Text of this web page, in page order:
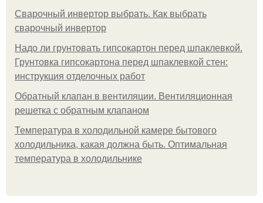
Сварочный инвертор выбрать. Как выбрать
сварочный инвертор
Надо ли грунтовать гипсокартон перед шпаклевкой.
Грунтовка гипсокартона перед шпаклевкой стен:
инструкция отделочных работ
Обратный клапан в вентиляции. Вентиляционная
решетка с обратным клапаном
Температура в холодильной камере бытового
холодильника, какая должна быть. Оптимальная
температура в холодильнике